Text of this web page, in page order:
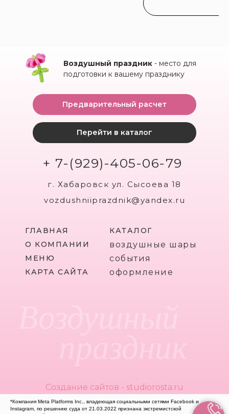
Воздушный праздник - место для
подготовки к вашему празднику
ГЛАВНАЯ
Создание сайтов - studiorosta.ru
Перейти в каталог
Предварительный расчет
+ 7-(929)-405-06-79
г. Хабаровск ул. Сысоева 18
vozdushniiprazdnik@yandex.ru
О КОМПАНИИ
КАРТА САЙТА
МЕНЮ
КАТАЛОГ
воздушные шары
события
оформление
*Компания Meta Platforms Inc., владеющая социальными сетями Facebook и
Instagram, по решению суда от 21.03.2022 признана экстремистской